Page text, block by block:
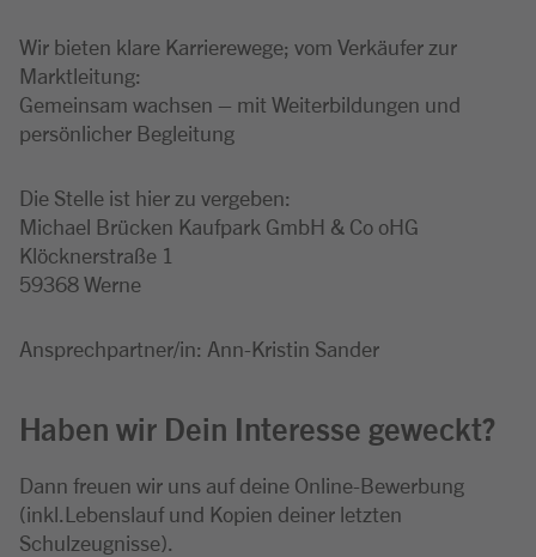
Wir bieten klare Karrierewege; vom Verkäufer zur
Marktleitung:
Gemeinsam wachsen – mit Weiterbildungen und
persönlicher Begleitung
Die Stelle ist hier zu vergeben:
Michael Brücken Kaufpark GmbH & Co oHG
Klöcknerstraße 1
59368 Werne
Ansprechpartner/in: Ann-Kristin Sander
Haben wir Dein Interesse geweckt?
Dann freuen wir uns auf deine Online-Bewerbung
(inkl.Lebenslauf und Kopien deiner letzten
Schulzeugnisse).